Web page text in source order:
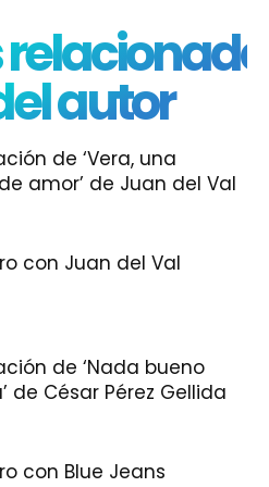
autor
de ‘Vera, una
amor’ de Juan del Val
con Juan del Val
de ‘Nada bueno
de César Pérez Gellida
con Blue Jeans